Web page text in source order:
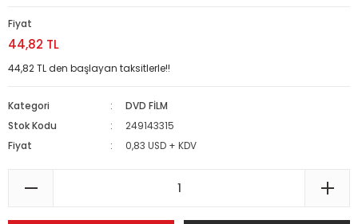
Fiyat
44,82 TL
44,82 TL den başlayan taksitlerle!!
Kategori
DVD FİLM
Stok Kodu
249143315
Fiyat
0,83 USD + KDV